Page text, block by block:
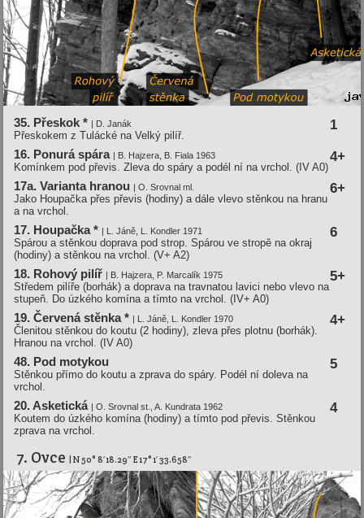
35. Přeskok * | D. Janák 1
Přeskokem z Tulácké na Velký pilíř.
16. Ponurá spára | B. Hajzera, B. Fiala 1963 4+
Komínkem pod převis. Zleva do spáry a podél ní na vrchol. (IV A0)
17a. Varianta hranou | O. Srovnal ml. 6+
Jako Houpačka přes převis (hodiny) a dále vlevo stěnkou na hranu
a na vrchol.
17. Houpačka * | L. Jáně, L. Kondler 1971 6
Spárou a stěnkou doprava pod strop. Spárou ve stropě na okraj
(hodiny) a stěnkou na vrchol. (V+ A2)
18. Rohový pilí­ř | B. Hajzera, P. Marcalí­k 1975 5+
Středem pilíře (borhák) a doprava na travnatou lavici nebo vlevo na
stupeň. Do úzkého komína a tímto na vrchol. (IV+ A0)
19. Červená stěnka * | L. Jáně, L. Kondler 1970 4+
Členitou stěnkou do koutu (2 hodiny), zleva přes plotnu (borhák).
Hranou na vrchol. (IV A0)
48. Pod motykou 5
Stěnkou přímo do koutu a zprava do spáry. Podél ní doleva na
vrchol.
20. Asketická | O. Srovnal st., A. Kundrata 1962 4
Koutem do úzkého komína (hodiny) a tímto pod převis. Stěnkou
zprava na vrchol.
7. Ovce | N 50° 8′ 18.29″ E 17° 1′ 33.658″